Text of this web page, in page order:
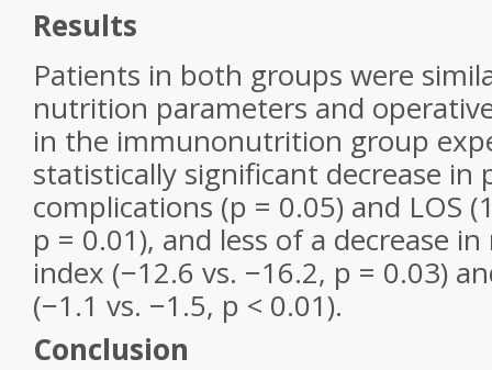
Results
Patients in both groups were
nutrition parameters and
in the immunonutrition group
statistically significant decrease in
complications (p = 0.05) and LOS
p = 0.01), and less of a decrease
index (−12.6 vs. −16.2, p = 0.03)
(−1.1 vs. −1.5, p < 0.01).
Conclusion